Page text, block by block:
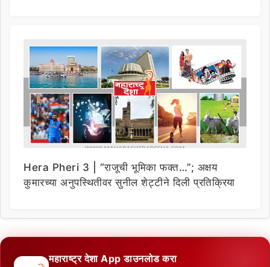
Hera Pheri 3 | “राजूची भूमिका फक्त…”; अक्षय
कुमारच्या अनुपस्थितीवर सुनील शेट्टीने दिली प्रतिक्रिया
महाराष्ट्र देशा App डाउनलोड करा